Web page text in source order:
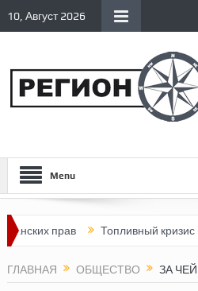
10, Август 2026
Menu
прав Топливный кризис в
ГЛАВНАЯ ОБЩЕСТВО ЗА